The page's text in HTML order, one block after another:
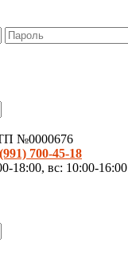
№0000676
700-45-18
18:00, вс: 10:00-16:00